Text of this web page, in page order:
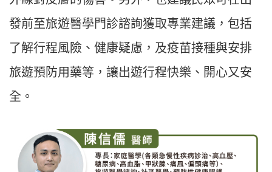
發前至旅遊醫學門診諮詢獲取專業建議，包括
了解行程風險、健康疑慮，及疫苗接種與安排
旅遊預防用藥等，讓出遊行程快樂、開心又安
全。